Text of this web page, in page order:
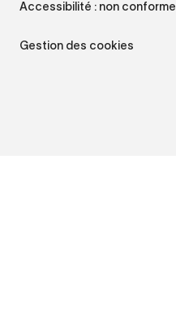
Accessibilité : non conforme
Gestion des cookies